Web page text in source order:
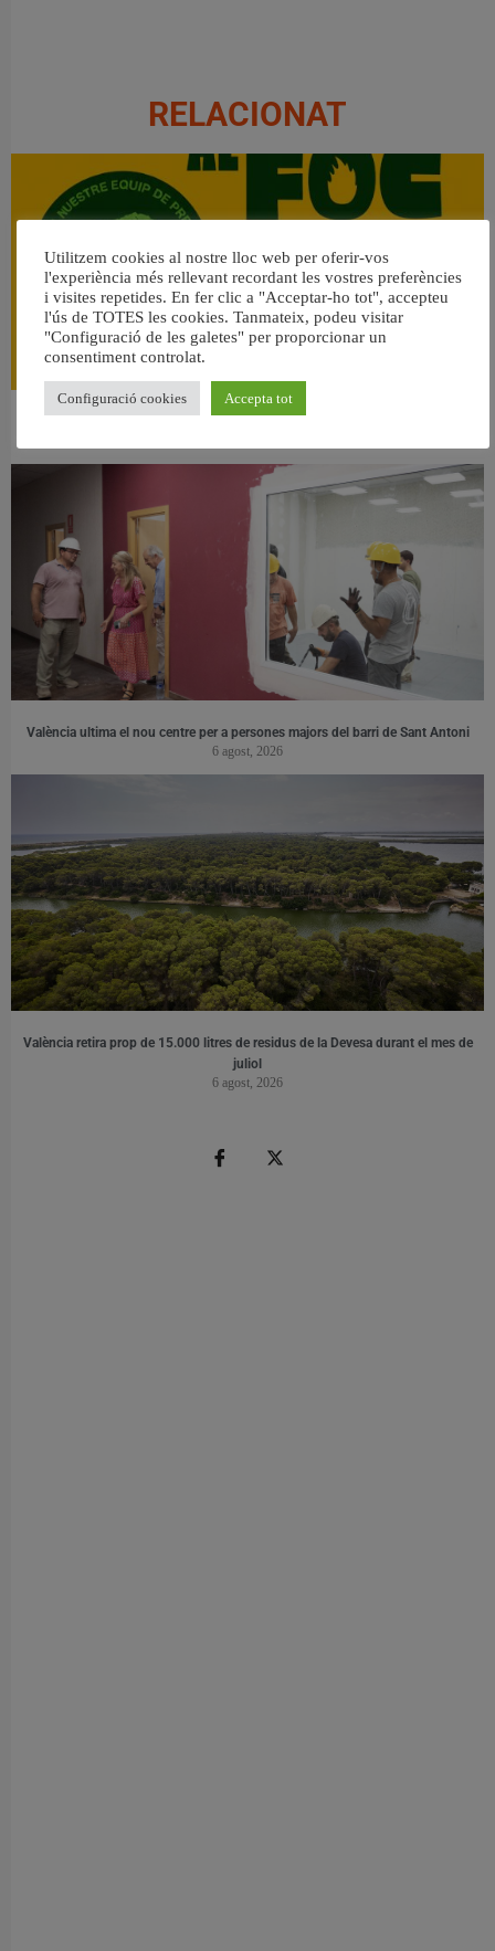
RELACIONAT
València ultima el nou centre per a persones majors del barri de Sant Antoni
6 agost, 2026
València retira prop de 15.000 litres de residus de la Devesa durant el mes de
juliol
6 agost, 2026
Utilitzem cookies al nostre lloc web per oferir-vos
l'experiència més rellevant recordant les vostres preferències
i visites repetides. En fer clic a "Acceptar-ho tot", accepteu
l'ús de TOTES les cookies. Tanmateix, podeu visitar
"Configuració de les galetes" per proporcionar un
consentiment controlat.
Configuració cookies Accepta tot